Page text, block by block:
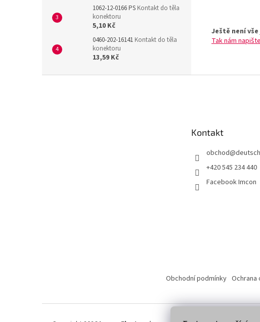
1062-12-0166 PS Kontakt do těla
konektoru
5,10 Kč
0460-202-16141 Kontakt do těla
konektoru
13,59 Kč
Ještě není vše
Tak nám
Kontakt
obchod@
+420 545 234 440
Facebook Imcon
Obchodní podmínky Ochrana